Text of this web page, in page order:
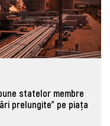
statelor membre
prelungite" pe piața